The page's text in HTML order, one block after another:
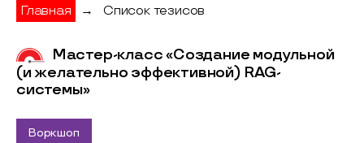
Главная → Список тезисов
Мастер-класс «Создание модульной
(и желательно эффективной) RAG-
системы»
Воркшоп